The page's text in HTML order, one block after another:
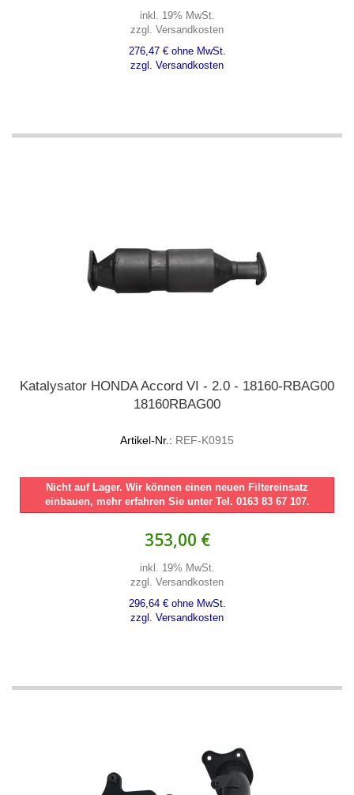
inkl. 19% MwSt.
zzgl. Versandkosten
276,47 € ohne MwSt.
zzgl. Versandkosten
Katalysator HONDA Accord VI - 2.0 - 18160-RBAG00
18160RBAG00
Artikel-Nr.: REF-K0915
Nicht auf Lager. Wir können einen neuen Filtereinsatz
einbauen, mehr erfahren Sie unter Tel. 0163 83 67 107.
353,00 €
inkl. 19% MwSt.
zzgl. Versandkosten
296,64 € ohne MwSt.
zzgl. Versandkosten